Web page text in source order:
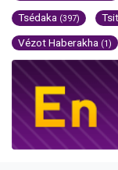
Tsédaka (397)
Vézot Haberakha (1)